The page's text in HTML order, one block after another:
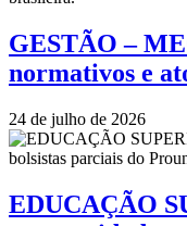
GESTÃO –
normativos e
24 de julho de 2026
EDUCAÇÃO